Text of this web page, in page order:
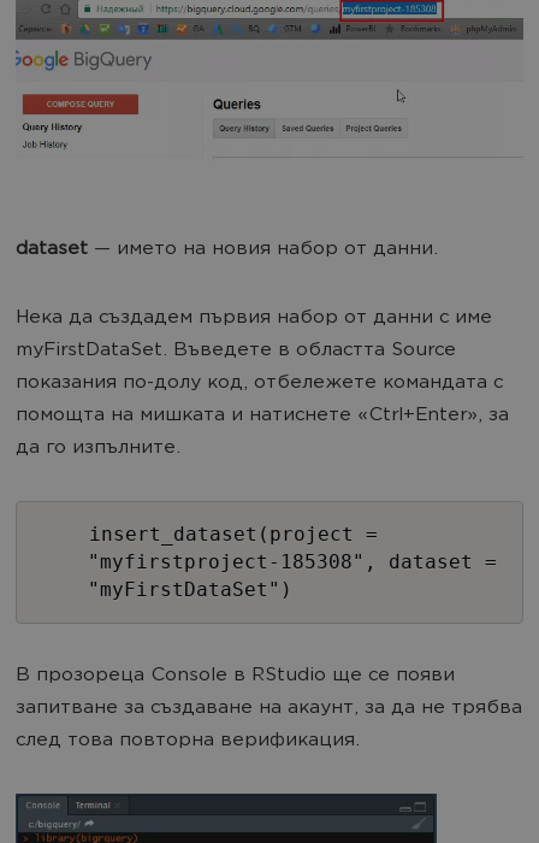
dataset — името на новия набор от данни.
Нека да създадем първия набор от данни с име
myFirstDataSet. Въведете в областта Source
показания по-долу код, отбележете командата с
помощта на мишката и натиснете «Ctrl+Enter», за
да го изпълните.
insert_dataset(project =
"myfirstproject-185308", dataset =
"myFirstDataSet")
В прозореца Console в RStudio ще се появи
запитване за създаване на акаунт, за да не трябва
след това повторна верификация.